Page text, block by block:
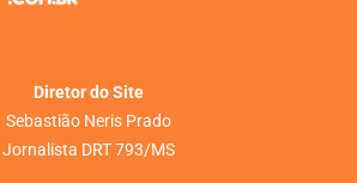
Diretor do Site
Sebastião Neris Prado
Jornalista DRT 793/MS